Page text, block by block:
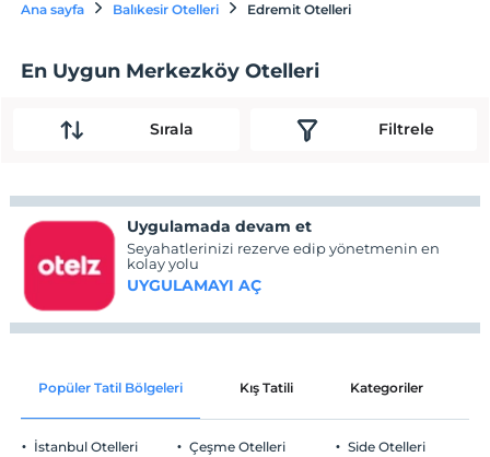
Ana sayfa Balıkesir Otelleri Edremit Otelleri
En Uygun Merkezköy Otelleri
Sırala Filtrele
Uygulamada devam et
Seyahatlerinizi rezerve edip yönetmenin en
kolay yolu
UYGULAMAYI AÇ
Popüler Tatil Bölgeleri Kış Tatili Kategoriler
İstanbul Otelleri Çeşme Otelleri Side Otelleri